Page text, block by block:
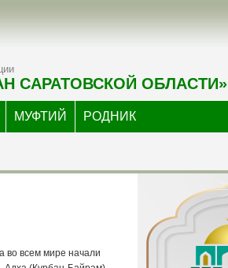
САРАТОВСКОЙ ОБЛАСТИ»
МУФТИЙ РОДНИК
во всем мире начали